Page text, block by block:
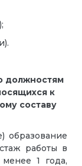
должностям
к
составу
образование
работы в
1 года,